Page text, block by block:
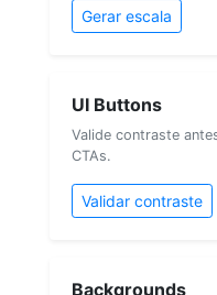
Gerar escala
UI Buttons
Valide contraste
CTAs.
Validar contraste
Backgrounds